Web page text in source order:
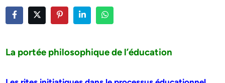
La portée philosophique de l’éducation